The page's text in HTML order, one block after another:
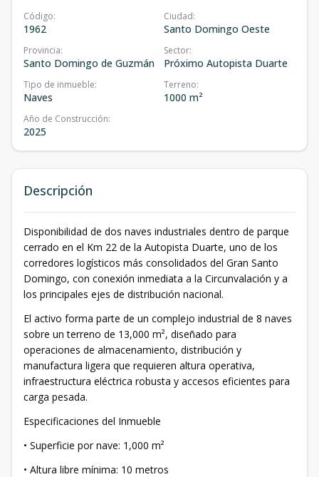
Código:
1962
Ciudad:
Santo Domingo Oeste
Provincia:
Santo Domingo de Guzmán
Sector:
Próximo Autopista Duarte
Tipo de inmueble:
Naves
Terreno:
1000 m²
Año de Construcción:
2025
Descripción
Disponibilidad de dos naves industriales dentro de parque
cerrado en el Km 22 de la Autopista Duarte, uno de los
corredores logísticos más consolidados del Gran Santo
Domingo, con conexión inmediata a la Circunvalación y a
los principales ejes de distribución nacional.
El activo forma parte de un complejo industrial de 8 naves
sobre un terreno de 13,000 m², diseñado para
operaciones de almacenamiento, distribución y
manufactura ligera que requieren altura operativa,
infraestructura eléctrica robusta y accesos eficientes para
carga pesada.
Especificaciones del Inmueble
• Superficie por nave: 1,000 m²
• Altura libre mínima: 10 metros